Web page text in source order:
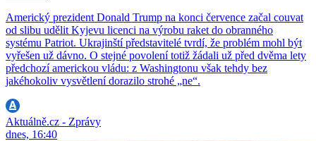
Americký prezident Donald Trump na konci července začal couvat
od slibu udělit Kyjevu licenci na výrobu raket do obranného
systému Patriot. Ukrajinští představitelé tvrdí, že problém mohl být
vyřešen už dávno. O stejné povolení totiž žádali už před dvěma lety
předchozí americkou vládu: z Washingtonu však tehdy bez
jakéhokoliv vysvětlení dorazilo strohé „ne“.
Aktuálně.cz - Zprávy
dnes, 16:40